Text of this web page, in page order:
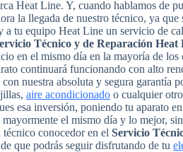
Heat Line. Y, cuando hablamos de
la llegada de nuestro técnico, ya que
tu equipo Heat Line un servicio de
Técnico y de Reparación Heat
en el mismo día en la mayoría de los
continuará funcionando con alto
nuestra absoluta y segura garantía
aire acondicionado o cualquier
esa inversión, poniendo tu aparato
el mismo día y lo mejor,
conocedor en el Servicio
que podrás seguir disfrutando de tu